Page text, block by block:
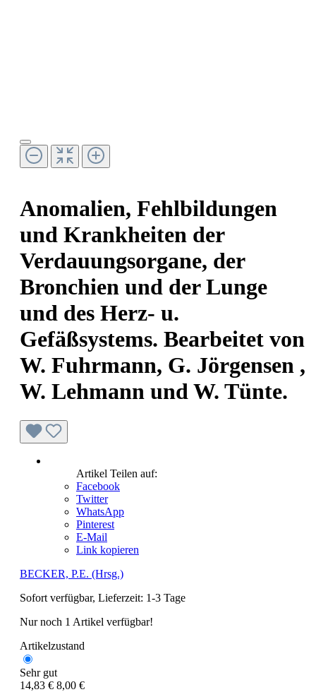
Anomalien, Fehlbildungen
und Krankheiten der
Verdauungsorgane, der
Bronchien und der Lunge
und des Herz- u.
Gefäßsystems. Bearbeitet von
W. Fuhrmann, G. Jörgensen ,
W. Lehmann und W. Tünte.
Artikel Teilen auf:
Facebook
Twitter
WhatsApp
Pinterest
E-Mail
Link kopieren
BECKER, P.E. (Hrsg.)
Sofort verfügbar, Lieferzeit: 1-3 Tage
Nur noch 1 Artikel verfügbar!
Artikelzustand
Sehr gut
14,83 € 8,00 €